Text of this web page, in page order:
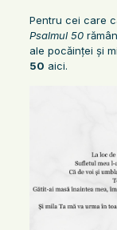
Pentru cei care
Psalmul 50
ale pocăinței și
50 aici.